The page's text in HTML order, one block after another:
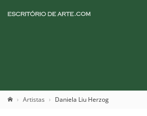
Artistas Daniela Liu Herzog